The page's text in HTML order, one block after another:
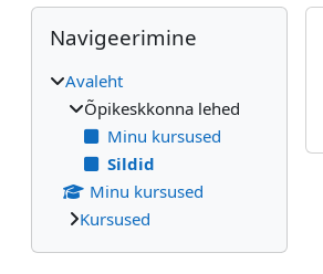
Plokid
Jäta vahele Navigeerimine
Navigeerimine
Avaleht
Õpikeskkonna lehed
Minu kursused
Sildid
Minu kursused
Kursused